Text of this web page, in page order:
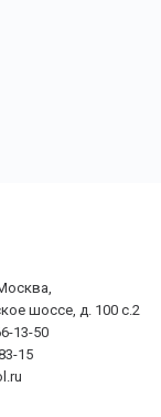
шоссе, д. 100 с.2
13-50
15